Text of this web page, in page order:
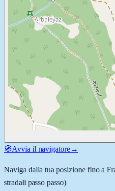
🧭Avvia il navigatore→
Naviga dalla tua posizione fino a
stradali passo passo)